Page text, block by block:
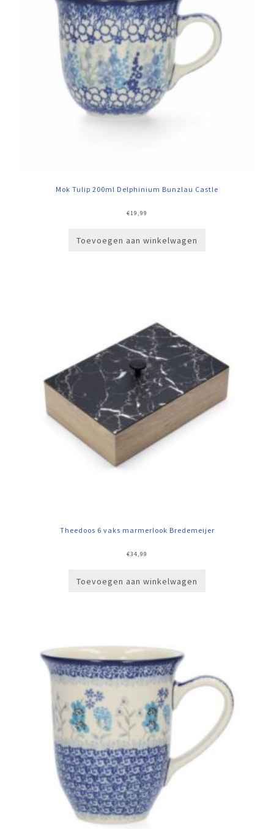
Mok Tulip 200ml Delphinium Bunzlau Castle
€19,99
Toevoegen aan winkelwagen
Theedoos 6 vaks marmerlook Bredemeijer
€34,99
Toevoegen aan winkelwagen